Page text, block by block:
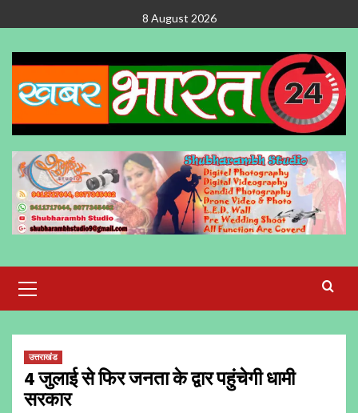
to
content
8 August 2026
Menu
उत्तराखंड
4 जुलाई से फिर जनता के द्वार पहुंचेगी धामी
सरकार